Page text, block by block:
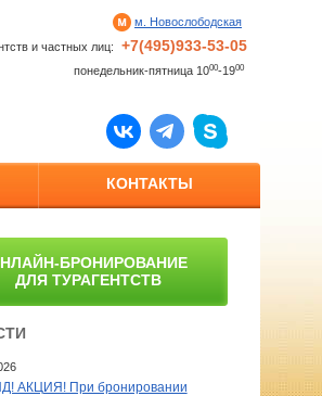
м. Новослободская
и частных лиц:
+7(495)933-53-05
понедельник-пятница 1000-1900
КОНТАКТЫ
БРОНИРОВАНИЕ
ДЛЯ ТУРАГЕНТСТВ
АКЦИЯ! При бронировании